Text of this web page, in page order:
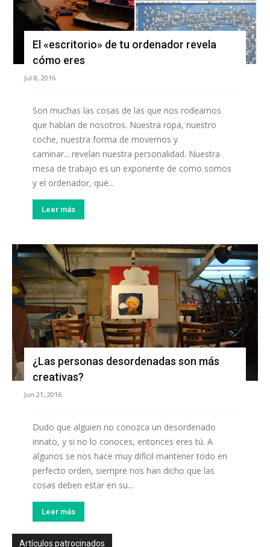
El «escritorio» de tu ordenador revela
cómo eres
Jul 8, 2016
Son muchas las cosas de las que nos rodeamos
que hablan de nosotros. Nuestra ropa, nuestro
coche, nuestra forma de movernos y
caminar... revelan nuestra personalidad. Nuestra
mesa de trabajo es un exponente de como somos
y el ordenador, que...
Leer más
¿Las personas desordenadas son más
creativas?
Jun 21, 2016
Dudo que alguien no conozca un desordenado
innato, y si no lo conoces, entonces eres tú. A
algunos se nos hace muy difícil mantener todo en
perfecto orden, siempre nos han dicho que las
cosas deben estar en su...
Leer más
Artículos patrocinados